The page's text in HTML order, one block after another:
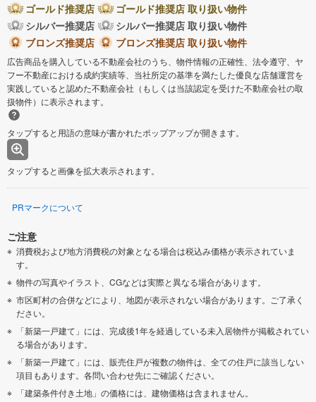
ゴールド推奨店
ゴールド推奨店 取り扱い物件
シルバー推奨店
シルバー推奨店 取り扱い物件
ブロンズ推奨店
ブロンズ推奨店 取り扱い物件
広告商品を購入している不動産会社のうち、物件情報の正確性、法令遵守、ヤ
フー不動産における成約実績等、当社所定の基準を満たした優良な店舗運営を
実践していると認めた不動産会社（もしくは当該認定を受けた不動産会社の取
扱物件）に表示されます。
タップすると用語の意味が書かれたポップアップが開きます。
タップすると画像を拡大表示されます。
PRマークについて
ご注意
消費税および地方消費税の対象となる場合は税込み価格が表示されていま
す。
物件の写真やイラスト、CGなどは実際と異なる場合があります。
市区町村の合併などにより、地図が表示されない場合があります。ご了承く
ださい。
「新築一戸建て」には、完成後1年を経過している未入居物件が掲載されてい
る場合があります。
「新築一戸建て」には、販売住戸が複数の物件は、全ての住戸に該当しない
項目もあります。各問い合わせ先にご確認ください。
「建築条件付き土地」の価格には、建物価格は含まれません。